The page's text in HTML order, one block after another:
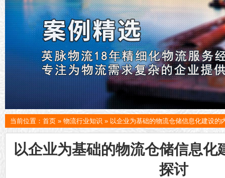
当前位置： 首页 » 物流行业知识 » 以企业为基础的物流仓储信息化建设的
以企业为基础的物流仓储信息化
探讨